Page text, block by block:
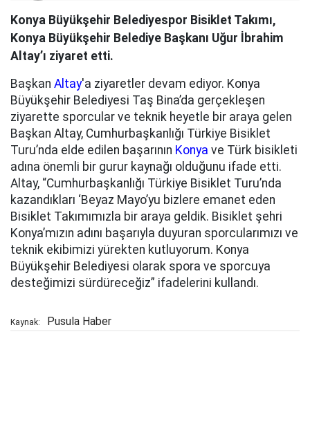
Konya Büyükşehir Belediyespor Bisiklet Takımı,
Konya Büyükşehir Belediye Başkanı Uğur İbrahim
Altay’ı ziyaret etti.
Başkan Altay'a ziyaretler devam ediyor. Konya
Büyükşehir Belediyesi Taş Bina’da gerçekleşen
ziyarette sporcular ve teknik heyetle bir araya gelen
Başkan Altay, Cumhurbaşkanlığı Türkiye Bisiklet
Turu’nda elde edilen başarının Konya ve Türk bisikleti
adına önemli bir gurur kaynağı olduğunu ifade etti.
Altay, “Cumhurbaşkanlığı Türkiye Bisiklet Turu’nda
kazandıkları ‘Beyaz Mayo’yu bizlere emanet eden
Bisiklet Takımımızla bir araya geldik. Bisiklet şehri
Konya’mızın adını başarıyla duyuran sporcularımızı ve
teknik ekibimizi yürekten kutluyorum. Konya
Büyükşehir Belediyesi olarak spora ve sporcuya
desteğimizi sürdüreceğiz” ifadelerini kullandı.
Kaynak: Pusula Haber